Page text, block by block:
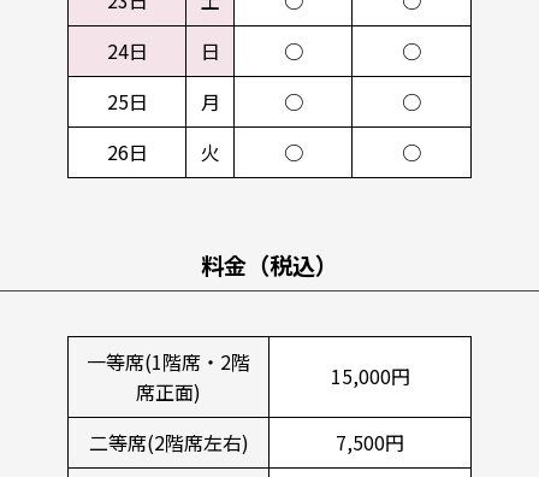
24日
日 ○
○
25日
月 ○
○
26日
火 ○ ○
料金（税込）
一等席(1階席・2階
席正面)
15,000円
二等席(2階席左右)
7,500円